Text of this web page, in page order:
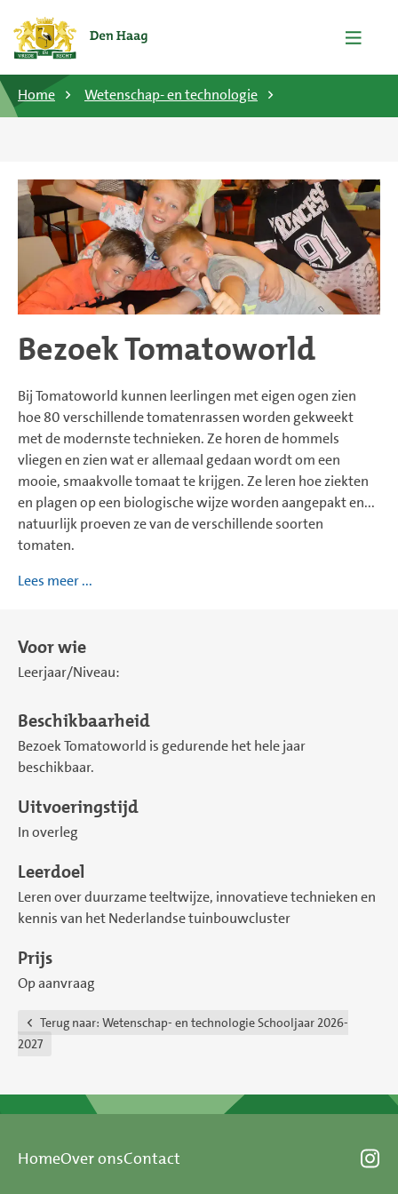
Home Wetenschap- en technologie
Bezoek Tomatoworld
Bij Tomatoworld kunnen leerlingen met eigen ogen zien
hoe 80 verschillende tomatenrassen worden gekweekt
met de modernste technieken. Ze horen de hommels
vliegen en zien wat er allemaal gedaan wordt om een
mooie, smaakvolle tomaat te krijgen. Ze leren hoe ziekten
en plagen op een biologische wijze worden aangepakt en...
natuurlijk proeven ze van de verschillende soorten
tomaten.
Lees meer ...
Voor wie
Leerjaar/Niveau:
Beschikbaarheid
Bezoek Tomatoworld is gedurende het hele jaar
beschikbaar.
Uitvoeringstijd
In overleg
Leerdoel
Leren over duurzame teeltwijze, innovatieve technieken en
kennis van het Nederlandse tuinbouwcluster
Prijs
Op aanvraag
Terug naar: Wetenschap- en technologie Schooljaar 2026-
2027
HomeOver onsContact